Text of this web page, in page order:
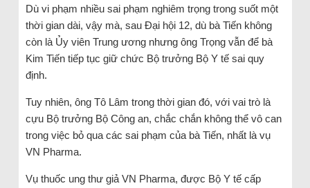
Dù vi phạm nhiều sai phạm nghiêm trọng trong suốt một
thời gian dài, vậy mà, sau Đại hội 12, dù bà Tiến không
còn là Ủy viên Trung ương nhưng ông Trọng vẫn để bà
Kim Tiến tiếp tục giữ chức Bộ trưởng Bộ Y tế sai quy
định.
Tuy nhiên, ông Tô Lâm trong thời gian đó, với vai trò là
cựu Bộ trưởng Bộ Công an, chắc chắn không thể vô can
trong việc bỏ qua các sai phạm của bà Tiến, nhất là vụ
VN Pharma.
Vụ thuốc ung thư giả VN Pharma, được Bộ Y tế cấp